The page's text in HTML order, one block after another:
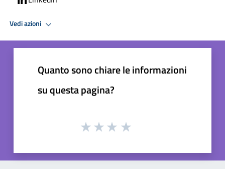
Vedi azioni
Quanto sono chiare le informazioni
su questa pagina?